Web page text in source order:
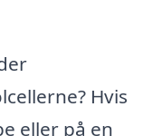
Hvis
eller på en